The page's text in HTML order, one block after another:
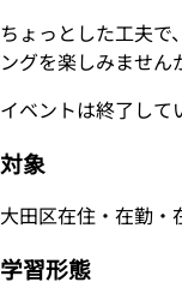
ちょっとした工夫で
ングを楽しみません
イベントは終了して
対象
大田区在住・在勤
学習形態